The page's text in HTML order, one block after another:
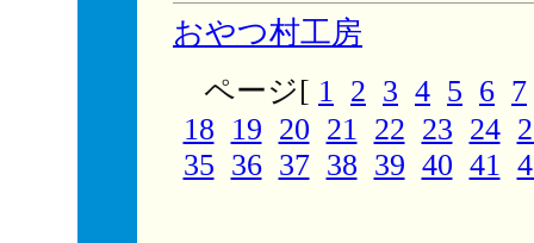
おやつ村工房
ページ[ 1 2 3 4 5 6 7
18 19 20 21 22 23 24
35 36 37 38 39 40 41